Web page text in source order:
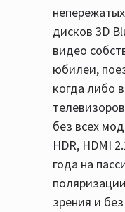
дисков 3D
видео
юбилеи,
когда либо
без всех
HDR, HDMI
года на
зрения и